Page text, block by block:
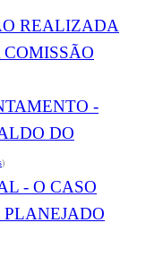
REALIZADA
-
DO
)
- O CASO